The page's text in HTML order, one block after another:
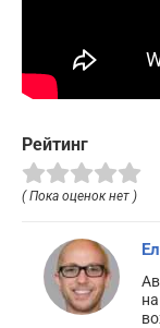
Рейтинг
( Пока оценок нет )